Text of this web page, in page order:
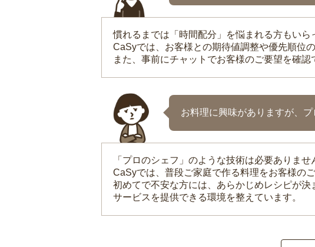
慣れるまでは「時間配分」を悩まれる方もいら
CaSyでは、お客様との期待値調整や優先順位
また、事前にチャットでお客様のご要望を確認
お料理に興味がありますが、
「プロのシェフ」のような技術は必要ありませ
CaSyでは、普段ご家庭で作る料理をお客様の
初めてで不安な方には、あらかじめレシピが
サービスを提供できる環境を整えています。